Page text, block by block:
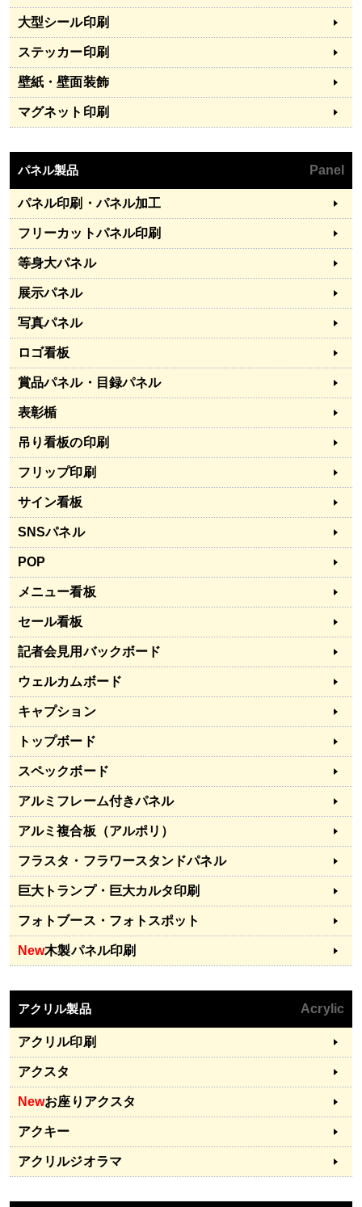
大型シール印刷
ステッカー印刷
壁紙・壁面装飾
マグネット印刷
パネル製品 Panel
パネル印刷・パネル加工
フリーカットパネル印刷
等身大パネル
展示パネル
写真パネル
ロゴ看板
賞品パネル・目録パネル
表彰楯
吊り看板の印刷
フリップ印刷
サイン看板
SNSパネル
POP
メニュー看板
セール看板
記者会見用バックボード
ウェルカムボード
キャプション
トップボード
スペックボード
アルミフレーム付きパネル
アルミ複合板（アルポリ）
フラスタ・フラワースタンドパネル
巨大トランプ・巨大カルタ印刷
フォトブース・フォトスポット
New木製パネル印刷
アクリル製品 Acrylic
アクリル印刷
アクスタ
Newお座りアクスタ
アクキー
アクリルジオラマ